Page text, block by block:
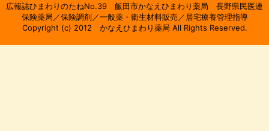
広報誌ひまわりのたねNo.39 飯田市かなえひまわり薬局 長野県民医連
保険薬局／保険調剤／一般薬・衛生材料販売／居宅療養管理指導
Copyright (c) 2012 かなえひまわり薬局 All Rights Reserved.